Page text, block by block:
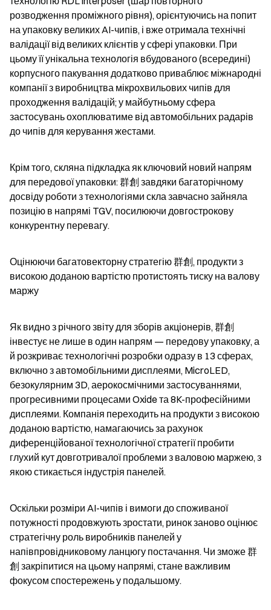
розводження проміжного рівня), орієнтуючись на попит
на упаковку великих AI-чипів, і вже отримала технічні
валідації від великих клієнтів у сфері упаковки. При
цьому її унікальна технологія вбудованого (всередині)
корпусного пакування додатково приваблює міжнародні
компанії з виробництва мікрохвильових чипів для
проходження валідацій; у майбутньому сфера
застосувань охоплюватиме від автомобільних радарів
до чипів для керування жестами.
Крім того, скляна підкладка як ключовий новий напрям
для передової упаковки: 群創 завдяки багаторічному
досвіду роботи з технологіями скла завчасно зайняла
позицію в напрямі TGV, посилюючи довгострокову
конкурентну перевагу.
Оцінюючи багатовекторну стратегію 群創, продукти з
високою доданою вартістю протистоять тиску на валову
маржу
Як видно з річного звіту для зборів акціонерів, 群創
інвестує не лише в один напрям — передову упаковку, а
й розкриває технологічні розробки одразу в 13 сферах,
включно з автомобільними дисплеями, MicroLED,
безокулярним 3D, аерокосмічними застосуваннями,
прогресивними процесами Oxide та 8K-професійними
дисплеями. Компанія переходить на продукти з високою
доданою вартістю, намагаючись за рахунок
диференційованої технологічної стратегії пробити
глухий кут довготривалої проблеми з валовою маржею, з
якою стикається індустрія панелей.
Оскільки розміри AI-чипів і вимоги до споживаної
потужності продовжують зростати, ринок заново оцінює
стратегічну роль виробників панелей у
напівпровідниковому ланцюгу постачання. Чи зможе 群
創 закріпитися на цьому напрямі, стане важливим
фокусом спостережень у подальшому.